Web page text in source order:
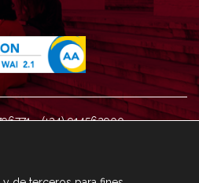
- (+34) 914562900